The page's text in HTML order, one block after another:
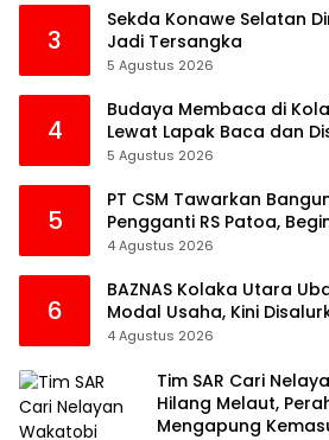
3
Sekda Konawe Selatan
Jadi Tersangka
5 Agustus 2026
4
Budaya Membaca di
Lewat Lapak Baca dan
5 Agustus 2026
5
PT CSM Tawarkan
Pengganti RS Patoa,
Kolut
4 Agustus 2026
6
BAZNAS Kolaka Utara
Modal Usaha, Kini
Barang Senilai Rp419,5
4 Agustus 2026
Tim SAR Cari
Hilang Melaut,
Mengapung